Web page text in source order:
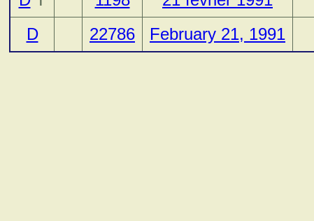
D
22786 February 21, 1991